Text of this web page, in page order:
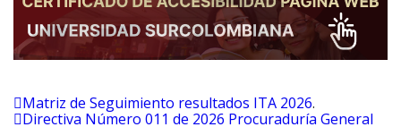
Matriz de Seguimiento resultados ITA 2026.
Directiva Número 011 de 2026 Procuraduría General